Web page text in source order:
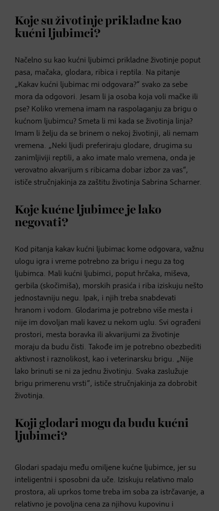
Koje su životinje prikladne kao
kućni ljubimci?
Načelno su kao kućni ljubimci prikladne životinje poput
pasa, mačaka, glodara, ribica i reptila. Na pitanje
„Kakav kućni ljubimac mi odgovara?“ svako za sebe
mora da odgovori. Jesam li ja osoba koja voli mačke ili
pse? Koliko vremena imam na raspolaganju za brigu o
kućnom ljubimcu? Smeta li mi kada se životinja linja?
Imam li želju da se brinem o nekoj životinji, ali nemam
vremena. „Neki ljudi preferiraju glodare, drugima su
zanimljiviji reptili, a ako imate malo vremena, onda je
verovatno akvarijum s ribicama dobar izbor za vas“,
ističe stručnjakinja za zaštitu životinja Sabrina Scharner.
Koje kućne ljubimce je lako
negovati?
Kod pitanja kakav kućni ljubimac kome odgovara, važnu
ulogu igra i vreme potrebno za brigu i negu za tog
ljubimca. Mali kućni ljubimci, poput hrčaka, miševa,
gerbila (skočimiša), morskih prasića i riba iziskuju nešto
jednostavniju negu. Ipak, i njih treba snabdevati
hranom i vodom. Glodarima je potrebno više mesta i
nije im dovoljan mali kavez u nekom uglu. Svi ograđeni
prostori, mesta boravka ili akvarijumi za životinje
moraju da budu čisti. Takođe im je potrebno obezbediti
aktivnost i raznolikost, kao i veterinarsku brigu. „Nije
lako brinuti se ni za jednu životinju. Svaka zaslužuje
brigu primerenu vrsti”, ističe stručnjakinja za dobrobit
životinja.
Koji glodari mogu da budu kućni
ljubimci?
Glodari spadaju među omiljene kućne ljubimce, jer su
inteligentni i sposobni da uče. Iziskuju relativno malo
prostora, ali uprkos tome treba im soba za istrčavanje, a
relativno je povoljna cena za njihovu kupovinu i